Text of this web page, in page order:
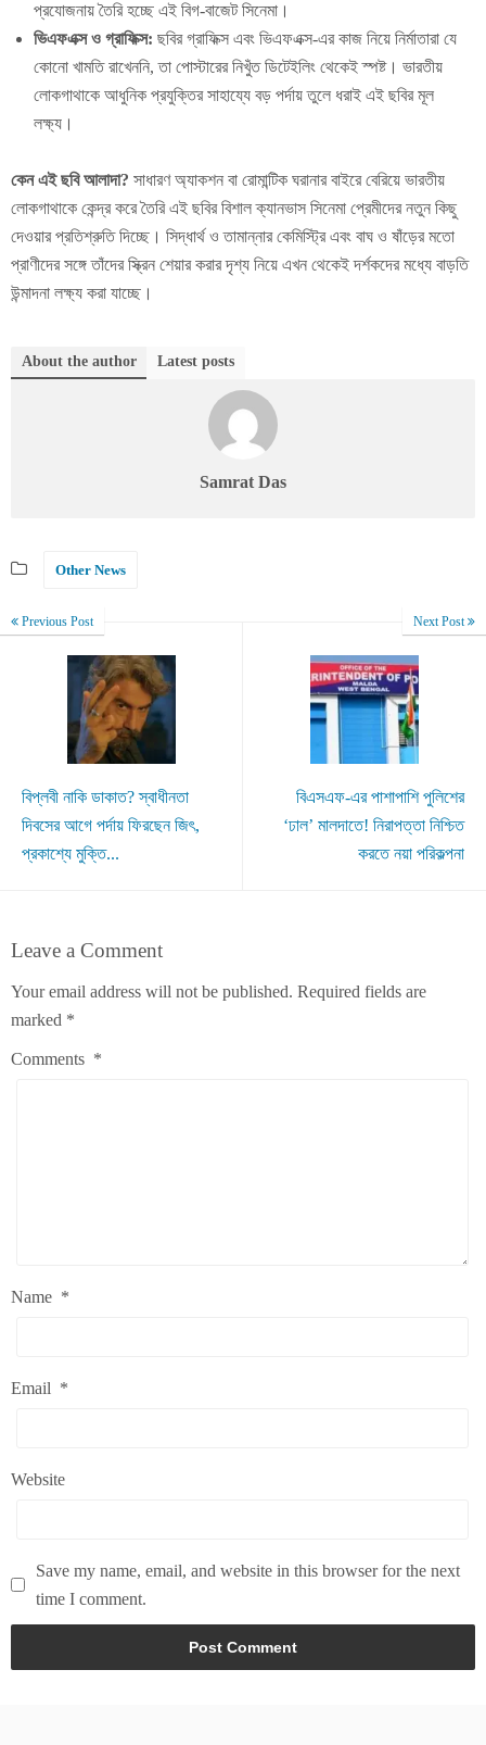
প্রযোজনায় তৈরি হচ্ছে এই বিগ-বাজেট সিনেমা।
ভিএফএক্স ও গ্রাফিক্স: ছবির গ্রাফিক্স এবং ভিএফএক্স-এর কাজ নিয়ে নির্মাতারা যে
কোনো খামতি রাখেননি, তা পোস্টারের নিখুঁত ডিটেইলিং থেকেই স্পষ্ট। ভারতীয়
লোকগাথাকে আধুনিক প্রযুক্তির সাহায্যে বড় পর্দায় তুলে ধরাই এই ছবির মূল
লক্ষ্য।
কেন এই ছবি আলাদা? সাধারণ অ্যাকশন বা রোমান্টিক ঘরানার বাইরে বেরিয়ে ভারতীয়
লোকগাথাকে কেন্দ্র করে তৈরি এই ছবির বিশাল ক্যানভাস সিনেমা প্রেমীদের নতুন কিছু
দেওয়ার প্রতিশ্রুতি দিচ্ছে। সিদ্ধার্থ ও তামান্নার কেমিস্ট্রি এবং বাঘ ও ষাঁড়ের মতো
প্রাণীদের সঙ্গে তাঁদের স্ক্রিন শেয়ার করার দৃশ্য নিয়ে এখন থেকেই দর্শকদের মধ্যে বাড়তি
উন্মাদনা লক্ষ্য করা যাচ্ছে।
About the author Latest posts
Samrat Das
Other News
Previous Post
বিপ্লবী নাকি ডাকাত? স্বাধীনতা
দিবসের আগে পর্দায় ফিরছেন জিৎ,
প্রকাশ্যে মুক্তি...
Next Post
বিএসএফ-এর পাশাপাশি পুলিশের
‘ঢাল’ মালদাতে! নিরাপত্তা নিশ্চিত
করতে নয়া পরিকল্পনা
Leave a Comment
Your email address will not be published. Required fields are
marked *
Comments *
Name *
Email *
Website
Save my name, email, and website in this browser for the next
time I comment.